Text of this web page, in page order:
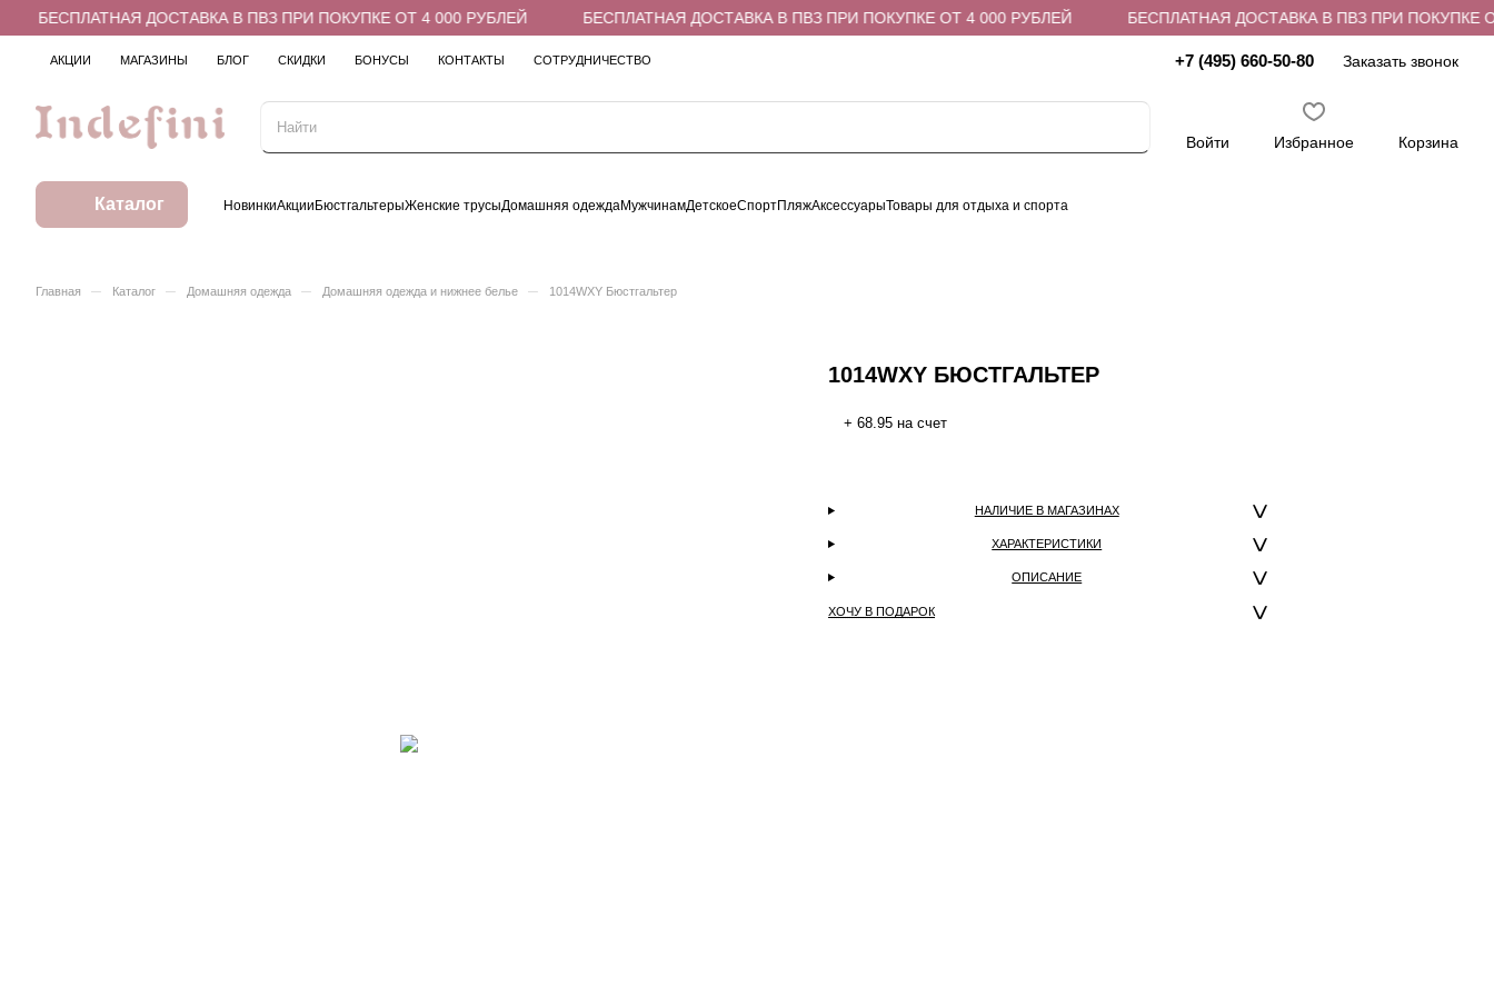
БЕСПЛАТНАЯ ДОСТАВКА В ПВЗ ПРИ ПОКУПКЕ ОТ 4 000 РУБЛЕЙ БЕСПЛАТНАЯ ДОСТАВКА В ПВЗ ПРИ ПОКУПКЕ ОТ 4 000 РУБЛЕЙ БЕСПЛАТНАЯ ДОСТАВКА В ПВЗ ПРИ ПОКУПКЕ ОТ
АКЦИИ МАГАЗИНЫ БЛОГ СКИДКИ БОНУСЫ КОНТАКТЫ СОТРУДНИЧЕСТВО +7 (495) 660-50-80 Заказать звонок
Войти Избранное Корзина
Каталог НовинкиАкцииБюстгальтерыЖенские трусыДомашняя одеждаМужчинамДетскоеСпортПляжАксессуарыТовары для отдыха и спорта
Главная – Каталог – Домашняя одежда – Домашняя одежда и нижнее белье – 1014WXY Бюстгальтер
1014WXY БЮСТГАЛЬТЕР
+ 68.95 на счет
НАЛИЧИЕ В МАГАЗИНАХ
ХАРАКТЕРИСТИКИ
ОПИСАНИЕ
ХОЧУ В ПОДАРОК